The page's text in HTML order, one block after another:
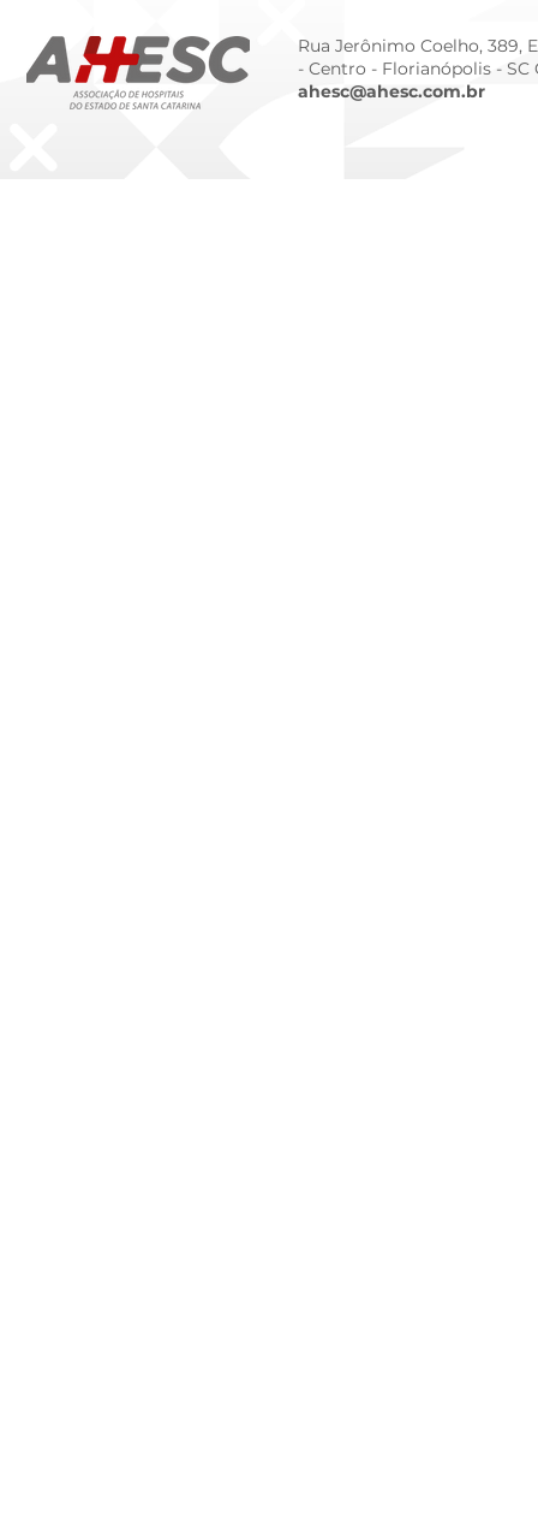
Rua Jerônimo Coelho, 389,
- Centro - Florianópolis - SC
ahesc@ahesc.com.br